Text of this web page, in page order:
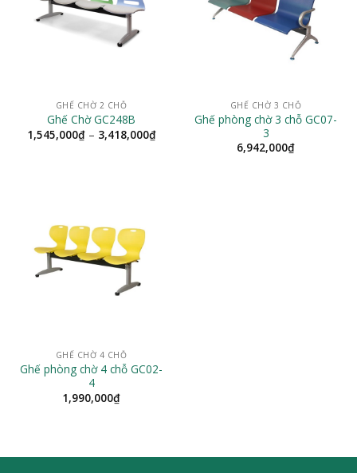
GHẾ CHỜ 2 CHỖ
Ghế Chờ GC248B
1,545,000₫ – 3,418,000₫Khoảng
giá:
GHẾ CHỜ 3 CHỖ
Ghế phòng chờ 3 chỗ GC07-
3
6,942,000₫
GHẾ CHỜ 4 CHỖ
Ghế phòng chờ 4 chỗ GC02-
4
1,990,000₫